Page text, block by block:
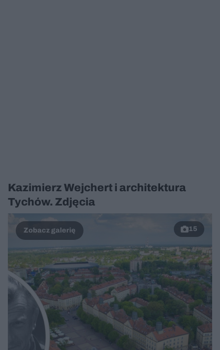
Kazimierz Wejchert i architektura
Tychów. Zdjęcia
15